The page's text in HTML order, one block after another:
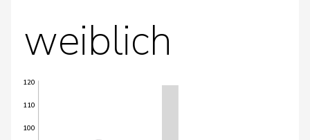
weiblich
100
110
120